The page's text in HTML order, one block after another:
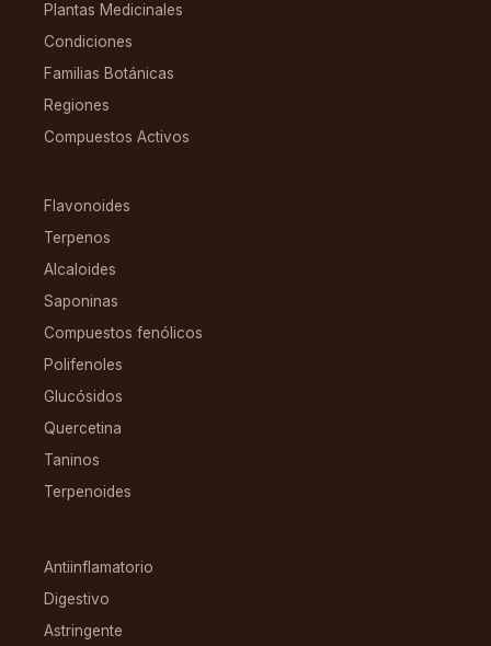
Plantas Medicinales
Condiciones
Familias Botánicas
Regiones
Compuestos Activos
Flavonoides
Terpenos
Alcaloides
Saponinas
Compuestos fenólicos
Polifenoles
Glucósidos
Quercetina
Taninos
Terpenoides
Antiinflamatorio
Digestivo
Astringente